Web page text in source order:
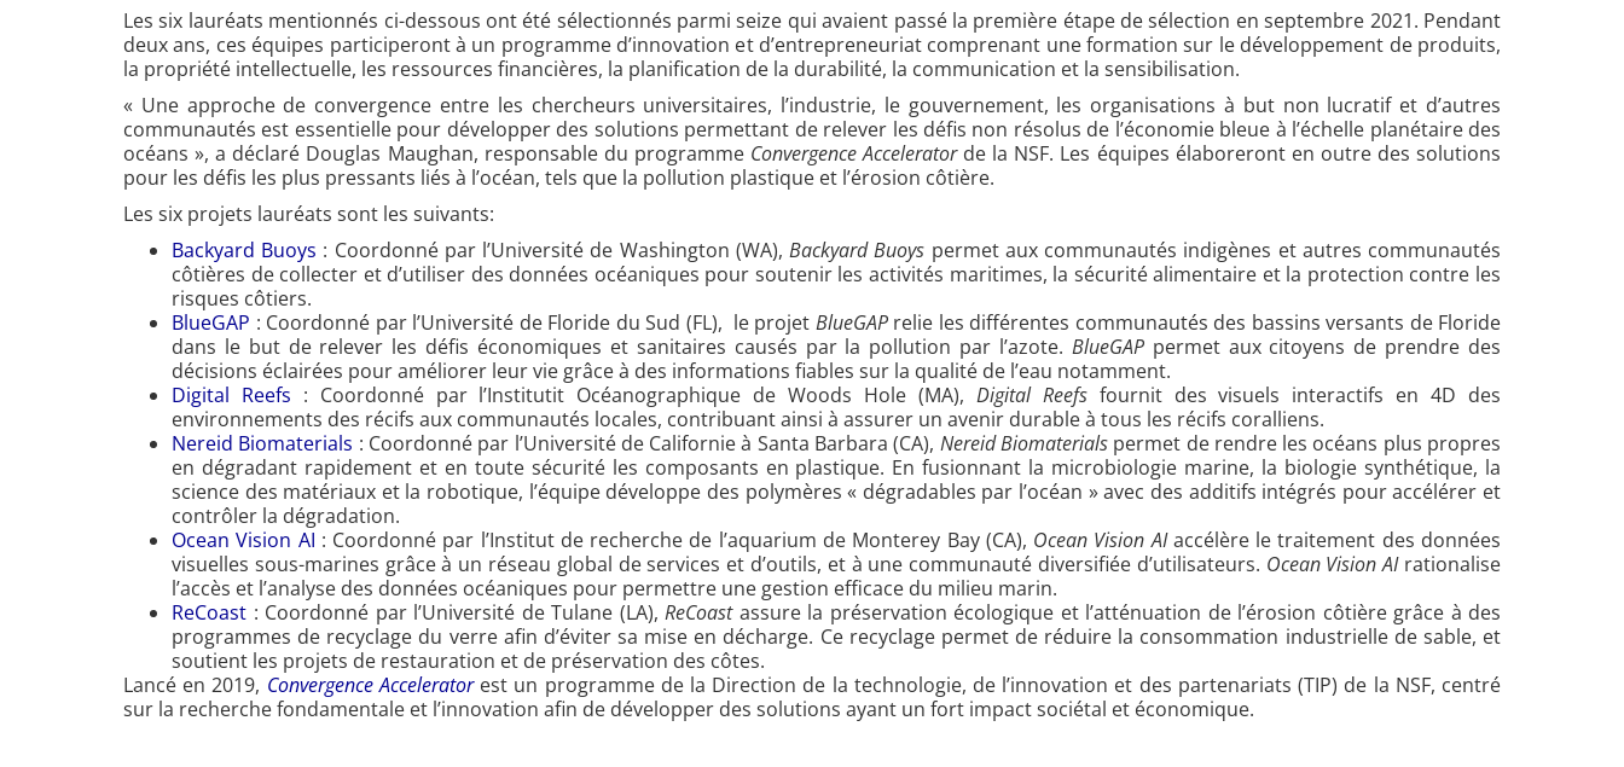
Les six lauréats mentionnés ci-dessous ont été sélectionnés parmi seize qui avaient passé la première étape de sélection en septembre 2021. Pendant
deux ans, ces équipes participeront à un programme d’innovation et d’entrepreneuriat comprenant une formation sur le développement de produits,
la propriété intellectuelle, les ressources financières, la planification de la durabilité, la communication et la sensibilisation.
« Une approche de convergence entre les chercheurs universitaires, l’industrie, le gouvernement, les organisations à but non lucratif et d’autres
communautés est essentielle pour développer des solutions permettant de relever les défis non résolus de l’économie bleue à l’échelle planétaire des
océans », a déclaré Douglas Maughan, responsable du programme Convergence Acceleratorde la NSF. Les équipes élaboreront en outre des solutions
pour les défis les plus pressants liés à l’océan, tels que la pollution plastique et l’érosion côtière.
Les six projets lauréats sont les suivants:
Backyard Buoys : Coordonné par l’Université de Washington (WA),Backyard Buoys permet aux communautés indigènes et autres communautés
côtières de collecter et d’utiliser des données océaniques pour soutenir les activités maritimes, la sécurité alimentaire et la protection contre les
risques côtiers.
BlueGAP : Coordonné par l’Université de Floride du Sud (FL), le projet BlueGAPrelie les différentes communautés des bassins versants de Floride
dans le but de relever les défis économiques et sanitaires causés par la pollution par l’azote. BlueGAPpermet aux citoyens de prendre des
décisions éclairées pour améliorer leur vie grâce à des informations fiables sur la qualité de l’eau notamment.
Digital Reefs : Coordonné par l’Institutit Océanographique de Woods Hole (MA), Digital Reefsfournit des visuels interactifs en 4D des
environnements des récifs aux communautés locales, contribuant ainsi à assurer un avenir durable à tous les récifs coralliens.
Nereid Biomaterials : Coordonné par l’Université de Californie à Santa Barbara (CA), Nereid Biomaterialspermet de rendre les océans plus propres
en dégradant rapidement et en toute sécurité les composants en plastique. En fusionnant la microbiologie marine, la biologie synthétique, la
science des matériaux et la robotique, l’équipe développe des polymères « dégradables par l’océan » avec des additifs intégrés pour accélérer et
contrôler la dégradation.
Ocean Vision AI : Coordonné par l’Institut de recherche de l’aquarium de Monterey Bay (CA), Ocean Vision AIaccélère le traitement des données
visuelles sous-marines grâce à un réseau global de services et d’outils, et à une communauté diversifiée d’utilisateurs. Ocean Vision AIrationalise
l’accès et l’analyse des données océaniques pour permettre une gestion efficace du milieu marin.
ReCoast : Coordonné par l’Université de Tulane (LA), ReCoastassure la préservation écologique et l’atténuation de l’érosion côtière grâce à des
programmes de recyclage du verre afin d’éviter sa mise en décharge. Ce recyclage permet de réduire la consommation industrielle de sable, et
soutient les projets de restauration et de préservation des côtes.
Lancé en 2019, Convergence Acceleratorest un programme de la Direction de la technologie, de l’innovation et des partenariats (TIP) de la NSF, centré
sur la recherche fondamentale et l’innovation afin de développer des solutions ayant un fort impact sociétal et économique.